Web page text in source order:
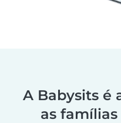
A Babysits é
as